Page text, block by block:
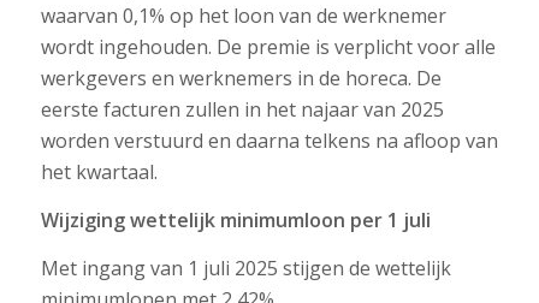
waarvan 0,1% op het loon van de werknemer
wordt ingehouden. De premie is verplicht voor alle
werkgevers en werknemers in de horeca. De
eerste facturen zullen in het najaar van 2025
worden verstuurd en daarna telkens na afloop van
het kwartaal.
Wijziging wettelijk minimumloon per 1 juli
Met ingang van 1 juli 2025 stijgen de wettelijk